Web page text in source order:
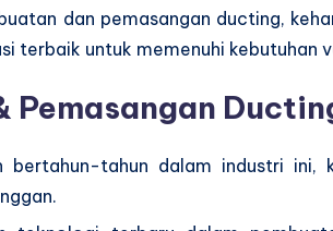
dan pemasangan ducting,
terbaik untuk memenuhi
bertahun-tahun dalam industri ini,